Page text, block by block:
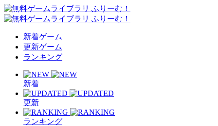
新着ゲーム
更新ゲーム
ランキング
新着
更新
ランキング